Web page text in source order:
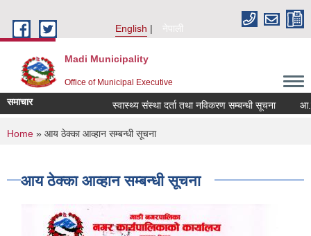
English
नेपाली
Madi Municipality
Office of Municipal Executive
समाचार स्वास्थ्य संस्था दर्ता तथा नविकरण सम्बन्धी सूचना आ.व.
You are here
Home » आय ठेक्का आव्हान सम्बन्धी सूचना
आय ठेक्का आव्हान सम्बन्धी सूचना